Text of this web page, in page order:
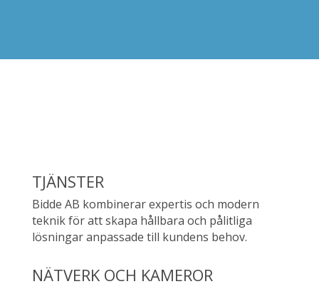
TJÄNSTER
Bidde AB kombinerar expertis och modern
teknik för att skapa hållbara och pålitliga
lösningar anpassade till kundens behov.
NÄTVERK OCH KAMEROR